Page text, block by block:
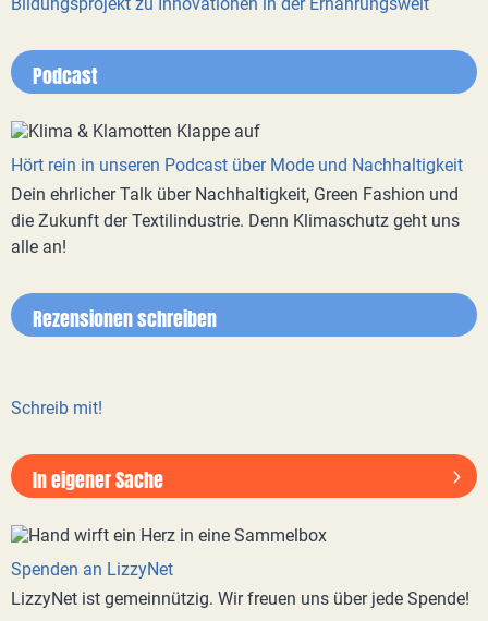
Podcast
Hört rein in unseren Podcast über Mode und Nachhaltigkeit
Dein ehrlicher Talk über Nachhaltigkeit, Green Fashion und
die Zukunft der Textilindustrie. Denn Klimaschutz geht uns
alle an!
Rezensionen schreiben
Schreib mit!
In eigener Sache
Spenden an LizzyNet
LizzyNet ist gemeinnützig. Wir freuen uns über jede Spende!